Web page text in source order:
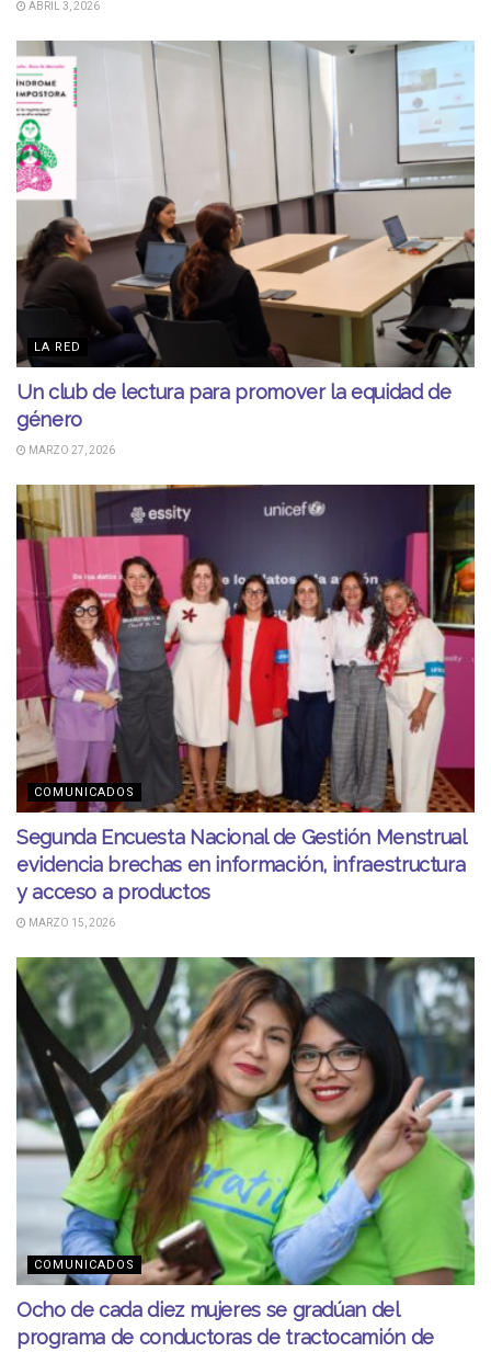
ABRIL 3, 2026
LA RED
Un club de lectura para promover la equidad de
género
MARZO 27, 2026
COMUNICADOS
Segunda Encuesta Nacional de Gestión Menstrual
evidencia brechas en información, infraestructura
y acceso a productos
MARZO 15, 2026
COMUNICADOS
Ocho de cada diez mujeres se gradúan del
programa de conductoras de tractocamión de